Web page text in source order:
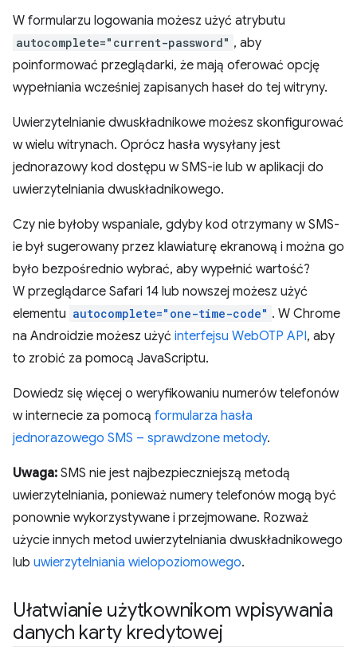
W formularzu logowania możesz użyć atrybutu
autocomplete="current-password" , aby
poinformować przeglądarki, że mają oferować opcję
wypełniania wcześniej zapisanych haseł do tej witryny.
Uwierzytelnianie dwuskładnikowe możesz skonfigurować
w wielu witrynach. Oprócz hasła wysyłany jest
jednorazowy kod dostępu w SMS-ie lub w aplikacji do
uwierzytelniania dwuskładnikowego.
Czy nie byłoby wspaniale, gdyby kod otrzymany w SMS-
ie był sugerowany przez klawiaturę ekranową i można go
było bezpośrednio wybrać, aby wypełnić wartość?
W przeglądarce Safari 14 lub nowszej możesz użyć
elementu autocomplete="one-time-code" . W Chrome
na Androidzie możesz użyć interfejsu WebOTP API, aby
to zrobić za pomocą JavaScriptu.
Dowiedz się więcej o weryfikowaniu numerów telefonów
w internecie za pomocą formularza hasła
jednorazowego SMS – sprawdzone metody.
Uwaga: SMS nie jest najbezpieczniejszą metodą
uwierzytelniania, ponieważ numery telefonów mogą być
ponownie wykorzystywane i przejmowane. Rozważ
użycie innych metod uwierzytelniania dwuskładnikowego
lub uwierzytelniania wielopoziomowego.
Ułatwianie użytkownikom wpisywania
danych karty kredytowej